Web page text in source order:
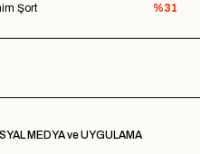
Şort
%31
MEDYA ve UYGULAMA